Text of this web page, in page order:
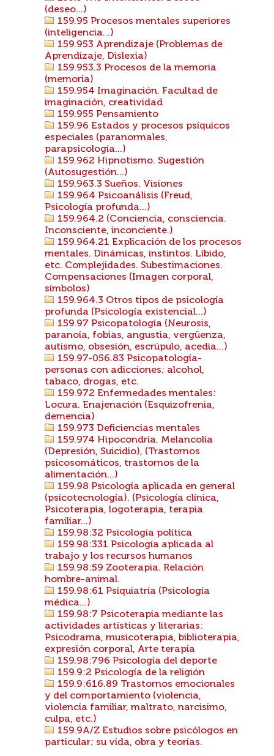
(deseo...)
159.95 Procesos mentales superiores
(inteligencia...)
159.953 Aprendizaje (Problemas de
Aprendizaje, Dislexia)
159.953.3 Procesos de la memoria
(memoria)
159.954 Imaginación. Facultad de
imaginación, creatividad
159.955 Pensamiento
159.96 Estados y procesos psíquicos
especiales (paranormales,
parapsicología...)
159.962 Hipnotismo. Sugestión
(Autosugestión...)
159.963.3 Sueños. Visiones
159.964 Psicoanálisis (Freud,
Psicología profunda...)
159.964.2 (Conciencia, consciencia.
Inconsciente, inconciente.)
159.964.21 Explicación de los procesos
mentales. Dinámicas, instintos. Líbido,
etc. Complejidades. Subestimaciones.
Compensaciones (Imagen corporal,
símbolos)
159.964.3 Otros tipos de psicología
profunda (Psicología existencial...)
159.97 Psicopatología (Neurosis,
paranoia, fobias, angustia, vergüenza,
autismo, obsesión, escrúpulo, acedia...)
159.97-056.83 Psicopatología-
personas con adicciones; alcohol,
tabaco, drogas, etc.
159.972 Enfermedades mentales:
Locura. Enajenación (Esquizofrenia,
demencia)
159.973 Deficiencias mentales
159.974 Hipocondría. Melancolía
(Depresión, Suicidio), (Trastornos
psicosomáticos, trastornos de la
alimentación...)
159.98 Psicología aplicada en general
(psicotecnología). (Psicología clínica,
Psicoterapia, logoterapia, terapia
familiar...)
159.98:32 Psicología política
159.98:331 Psicología aplicada al
trabajo y los recursos humanos
159.98:59 Zooterapia. Relación
hombre-animal.
159.98:61 Psiquiatría (Psicología
médica...)
159.98:7 Psicoterapia mediante las
actividades artísticas y literarias:
Psicodrama, musicoterapia, biblioterapia,
expresión corporal, Arte terapia
159.98:796 Psicología del deporte
159.9:2 Psicología de la religión
159.9:616.89 Trastornos emocionales
y del comportamiento (violencia,
violencia familiar, maltrato, narcisimo,
culpa, etc.)
159.9A/Z Estudios sobre psicólogos en
particular; su vida, obra y teorías.